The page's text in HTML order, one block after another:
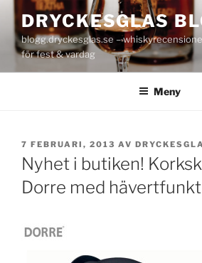
innehåll
DRYCKESGLAS
blogg.dryckesglas.se –
för fest & vardag
Meny
PUBLICERAT
7 FEBRUARI, 2013 AV
Nyhet i butiken!
Dorre med